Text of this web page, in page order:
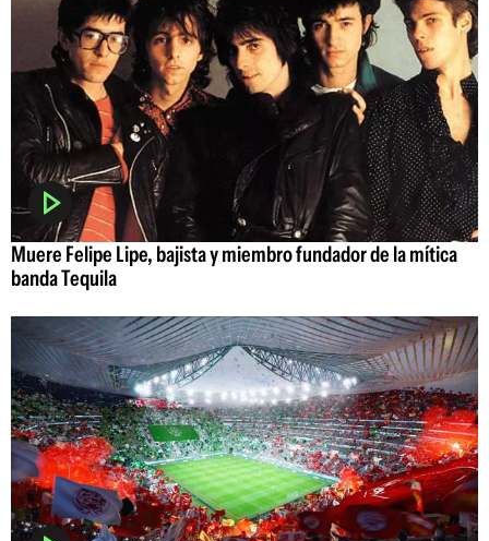
Muere Felipe Lipe, bajista y miembro fundador de la mítica
banda Tequila